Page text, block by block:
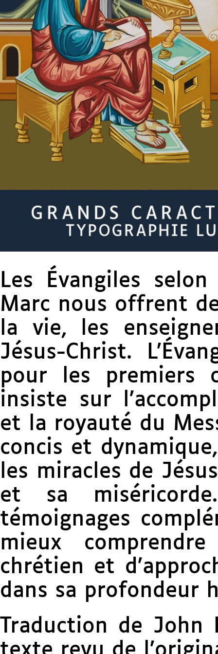
Les Évangiles
Marc nous offrent
la vie, les
Jésus-Christ.
pour les premiers
insiste sur
et la royauté du
concis et
les miracles de
et sa
témoignages
mieux
chrétien et
dans sa profondeur
Traduction de